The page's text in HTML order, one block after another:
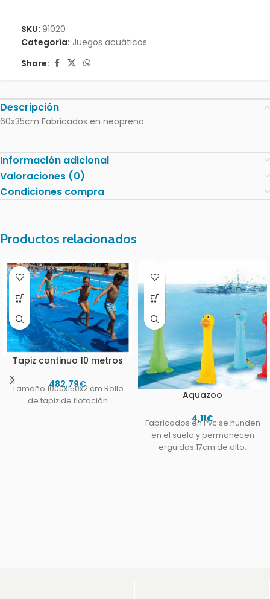
SKU: 91020
Categoría: Juegos acuáticos
Share:
Descripción
60x35cm Fabricados en neopreno.
Información adicional
Valoraciones (0)
Condiciones compra
Productos relacionados
Tapiz continuo 10 metros
482,79€
Tamaño:1000x150x2 cm.Rollo
de tapiz de flotación
Aquazoo
4,11€
Fabricados en Pvc se hunden
en el suelo y permanecen
erguidos.17cm de alto.